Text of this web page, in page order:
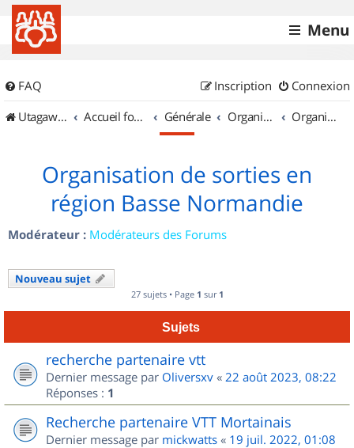
Menu
FAQ Connexion
Inscription
UtagawaVTT (Randos VTT et VTTAE avec traces GPS)
Accueil forum Générale Organisation de sorties & Recherche de partenaires Organisation de sorties en région Basse Normandie
Organisation de sorties en
région Basse Normandie
Modérateur : Modérateurs des Forums
Nouveau sujet
27 sujets • Page 1 sur 1
Sujets
recherche partenaire vtt
Dernier message par Oliversxv « 22 août 2023, 08:22
Réponses : 1
Recherche partenaire VTT Mortainais
Dernier message par mickwatts « 19 juil. 2022, 01:08